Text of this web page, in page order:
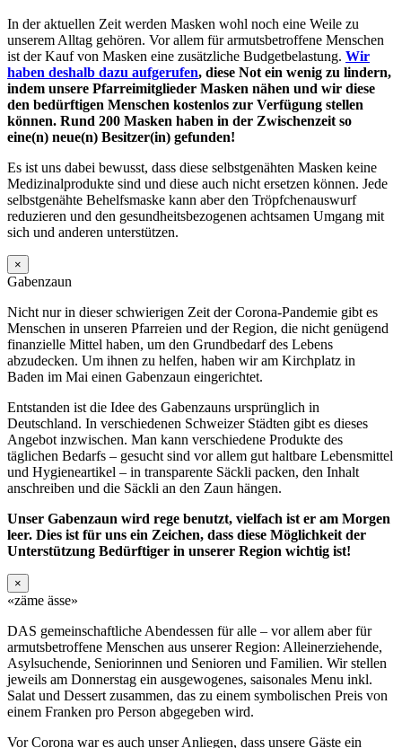
In der aktuellen Zeit werden Masken wohl noch eine Weile zu
unserem Alltag gehören. Vor allem für armutsbetroffene Menschen
ist der Kauf von Masken eine zusätzliche Budgetbelastung. Wir
haben deshalb dazu aufgerufen, diese Not ein wenig zu lindern,
indem unsere Pfarreimitglieder Masken nähen und wir diese
den bedürftigen Menschen kostenlos zur Verfügung stellen
können. Rund 200 Masken haben in der Zwischenzeit so
eine(n) neue(n) Besitzer(in) gefunden!
Es ist uns dabei bewusst, dass diese selbstgenähten Masken keine
Medizinalprodukte sind und diese auch nicht ersetzen können. Jede
selbstgenähte Behelfsmaske kann aber den Tröpfchenauswurf
reduzieren und den gesundheitsbezogenen achtsamen Umgang mit
sich und anderen unterstützen.
×
Gabenzaun
Nicht nur in dieser schwierigen Zeit der Corona-Pandemie gibt es
Menschen in unseren Pfarreien und der Region, die nicht genügend
finanzielle Mittel haben, um den Grundbedarf des Lebens
abzudecken. Um ihnen zu helfen, haben wir am Kirchplatz in
Baden im Mai einen Gabenzaun eingerichtet.
Entstanden ist die Idee des Gabenzauns ursprünglich in
Deutschland. In verschiedenen Schweizer Städten gibt es dieses
Angebot inzwischen. Man kann verschiedene Produkte des
täglichen Bedarfs – gesucht sind vor allem gut haltbare Lebensmittel
und Hygieneartikel – in transparente Säckli packen, den Inhalt
anschreiben und die Säckli an den Zaun hängen.
Unser Gabenzaun wird rege benutzt, vielfach ist er am Morgen
leer. Dies ist für uns ein Zeichen, dass diese Möglichkeit der
Unterstützung Bedürftiger in unserer Region wichtig ist!
×
«zäme ässe»
DAS gemeinschaftliche Abendessen für alle – vor allem aber für
armutsbetroffene Menschen aus unserer Region: Alleinerziehende,
Asylsuchende, Seniorinnen und Senioren und Familien. Wir stellen
jeweils am Donnerstag ein ausgewogenes, saisonales Menu inkl.
Salat und Dessert zusammen, das zu einem symbolischen Preis von
einem Franken pro Person abgegeben wird.
Vor Corona war es auch unser Anliegen, dass unsere Gäste ein